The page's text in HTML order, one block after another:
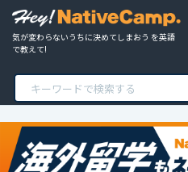
気が変わらないうちに決めてしまおう を英語
で教えて!